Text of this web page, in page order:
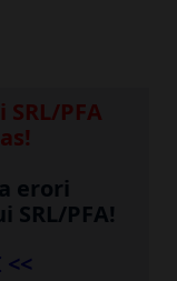
PFA
erori
PFA!